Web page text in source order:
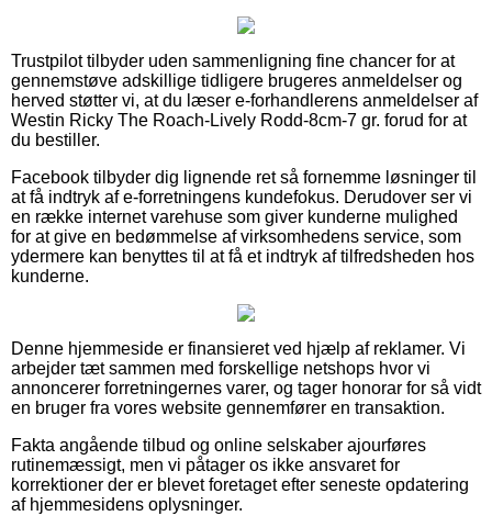
Trustpilot tilbyder uden sammenligning fine chancer for at
gennemstøve adskillige tidligere brugeres anmeldelser og
herved støtter vi, at du læser e-forhandlerens anmeldelser af
Westin Ricky The Roach-Lively Rodd-8cm-7 gr. forud for at
du bestiller.
Facebook tilbyder dig lignende ret så fornemme løsninger til
at få indtryk af e-forretningens kundefokus. Derudover ser vi
en række internet varehuse som giver kunderne mulighed
for at give en bedømmelse af virksomhedens service, som
ydermere kan benyttes til at få et indtryk af tilfredsheden hos
kunderne.
Denne hjemmeside er finansieret ved hjælp af reklamer. Vi
arbejder tæt sammen med forskellige netshops hvor vi
annoncerer forretningernes varer, og tager honorar for så vidt
en bruger fra vores website gennemfører en transaktion.
Fakta angående tilbud og online selskaber ajourføres
rutinemæssigt, men vi påtager os ikke ansvaret for
korrektioner der er blevet foretaget efter seneste opdatering
af hjemmesidens oplysninger.